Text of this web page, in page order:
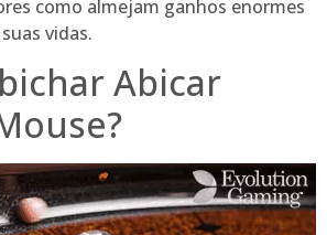
como almejam ganhos enormes
vidas.
Abicar